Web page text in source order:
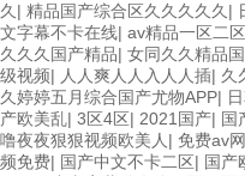
久 | 精品国产综合区久久久久久 |
文字幕不卡在线| av精品一区二
久久久国产精品| 女同久久精品
级视频| 人人爽人人入人人插| 久
久婷婷五月综合国产尤物APP|
产欧美乱| 3区4区| 2021国产| 国
噜夜夜狠狠视频欧美人 | 免费av
频免费| 国产中文不卡二区| 国产